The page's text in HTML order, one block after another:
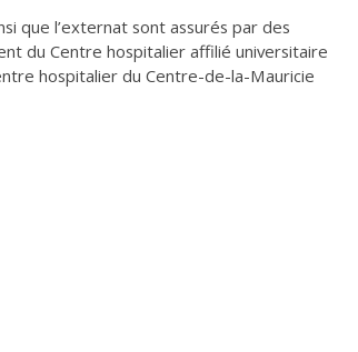
que l’externat sont assurés par des
du Centre hospitalier affilié universitaire
hospitalier du Centre-de-la-Mauricie